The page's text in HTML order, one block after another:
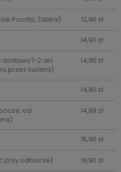
Poczta, Żabka) 12,90 zł
14,90 zł
1-2 dni
przez kuriera)
14,90 zł
14,90 zł
od
14,99 zł
15,90 zł
przy odbiorze) 19,90 zł